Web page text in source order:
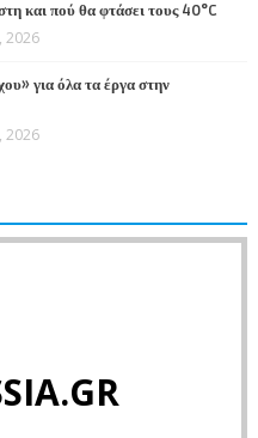
και πού θα φτάσει τους 40°C
2026
για όλα τα έργα στην
2026